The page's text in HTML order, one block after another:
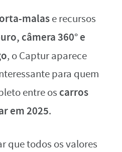
malase recursos
câmera 360° e
, o Captur aparece
para quem
entre os carros
em 2025.
que todos os valores